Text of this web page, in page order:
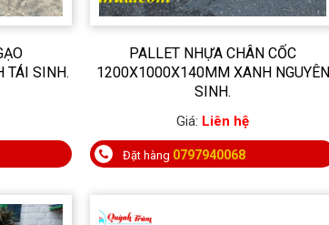
TÁI SINH.
PALLET NHỰA CHÂN CỐC
1200X1000X140MM XANH NGUYÊN
SINH.
Giá: Liên hệ
Đặt hàng 0797940068